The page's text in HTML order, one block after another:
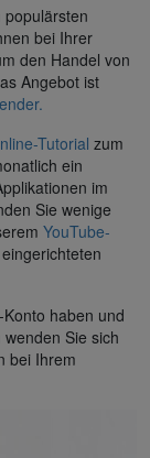
bei Ihrer
den Handel von
Angebot ist
Tutorial zum
ein
im
Sie wenige
YouTube-
haben und
Sie sich
bei Ihrem